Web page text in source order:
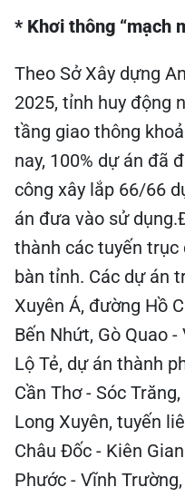
* Khơi thông “mạch
Theo Sở Xây dựng
2025, tỉnh huy động
tầng giao thông
nay, 100% dự án đã
công xây lắp 66/66
án đưa vào sử
thành các tuyến
bàn tỉnh. Các dự án
Xuyên Á, đường Hồ
Bến Nhứt, Gò Quao
Lộ Tẻ, dự án thành
Cần Thơ - Sóc
Long Xuyên, tuyến
Châu Đốc - Kiên
Phước - Vĩnh